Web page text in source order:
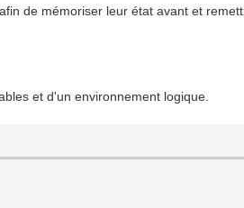
de mémoriser leur état avant et
et d'un environnement logique.